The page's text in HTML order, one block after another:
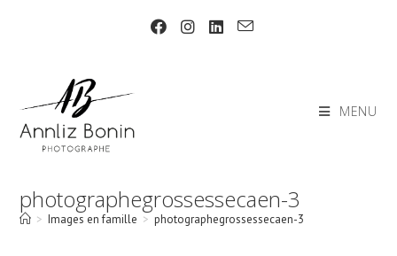
MENU
photographegrossessecaen-3
> Images en famille > photographegrossessecaen-3